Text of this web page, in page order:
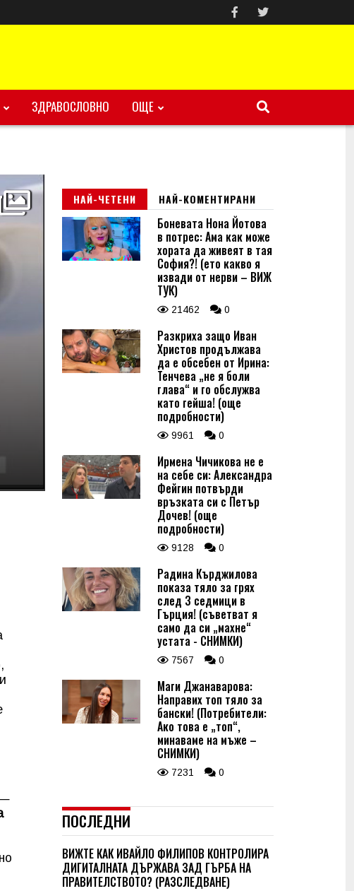
ЗДРАВОСЛОВНО ОЩЕ
—
НАЙ-ЧЕТЕНИ НАЙ-КОМЕНТИРАНИ
Боневата Нона Йотова
в потрес: Ама как може
хората да живеят в тая
София?! (ето какво я
извади от нерви – ВИЖ
ТУК)
21462 0
Разкриха защо Иван
Христов продължава
да е обсебен от Ирина:
Тенчева „не я боли
глава“ и го обслужва
като гейша! (още
подробности)
9961 0
Ирмена Чичикова не е
на себе си: Александра
Фейгин потвърди
връзката си с Петър
Дочев! (още
подробности)
9128 0
Радина Кърджилова
показа тяло за грях
след 3 седмици в
Гърция! (съветват я
само да си „махне“
устата - СНИМКИ)
7567 0
Маги Джанаварова:
Направих топ тяло за
бански! (Потребители:
Ако това е „топ“,
минаваме на мъже –
СНИМКИ)
7231 0
ПОСЛЕДНИ
ВИЖТЕ КАК ИВАЙЛО ФИЛИПОВ КОНТРОЛИРА
ДИГИТАЛНАТА ДЪРЖАВА ЗАД ГЪРБА НА
ПРАВИТЕЛСТВОТО? (РАЗСЛЕДВАНЕ)